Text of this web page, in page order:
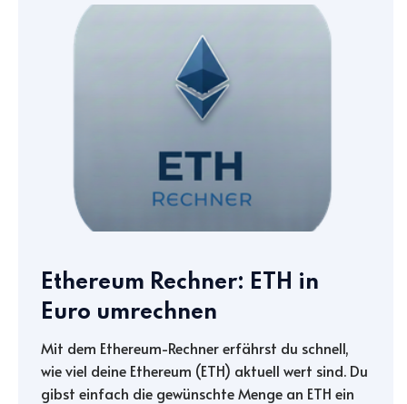
Ethereum Rechner: ETH in
Euro umrechnen
Mit dem Ethereum-Rechner erfährst du schnell,
wie viel deine Ethereum (ETH) aktuell wert sind. Du
gibst einfach die gewünschte Menge an ETH ein